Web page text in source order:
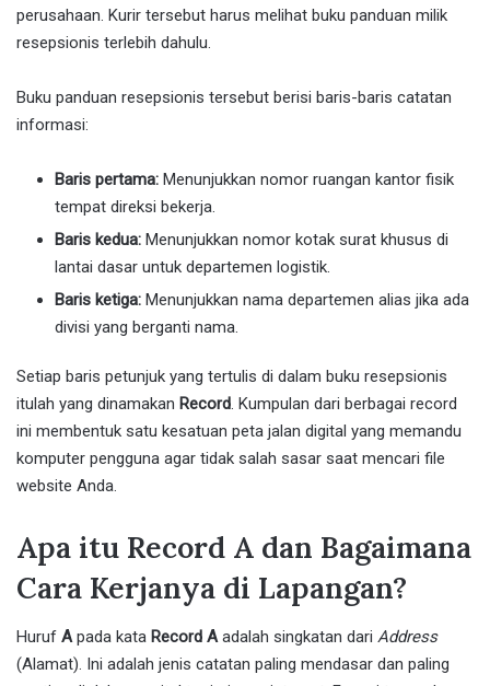
perusahaan. Kurir tersebut harus melihat buku panduan milik
resepsionis terlebih dahulu.
Buku panduan resepsionis tersebut berisi baris-baris catatan
informasi:
Baris pertama: Menunjukkan nomor ruangan kantor fisik
tempat direksi bekerja.
Baris kedua: Menunjukkan nomor kotak surat khusus di
lantai dasar untuk departemen logistik.
Baris ketiga: Menunjukkan nama departemen alias jika ada
divisi yang berganti nama.
Setiap baris petunjuk yang tertulis di dalam buku resepsionis
itulah yang dinamakan Record. Kumpulan dari berbagai record
ini membentuk satu kesatuan peta jalan digital yang memandu
komputer pengguna agar tidak salah sasar saat mencari file
website Anda.
Apa itu Record A dan Bagaimana
Cara Kerjanya di Lapangan?
Huruf Apada kata Record Aadalah singkatan dari Address
(Alamat). Ini adalah jenis catatan paling mendasar dan paling